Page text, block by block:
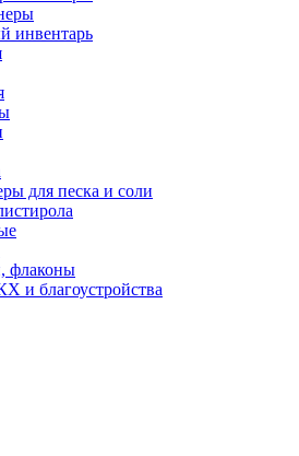
инвентарь
для песка и соли
флаконы
и благоустройства